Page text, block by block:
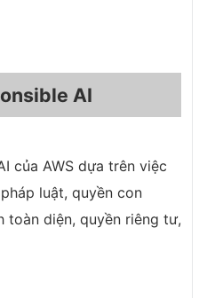
AI
của AWS dựa trên việc
luật, quyền con
toàn diện, quyền riêng tư,